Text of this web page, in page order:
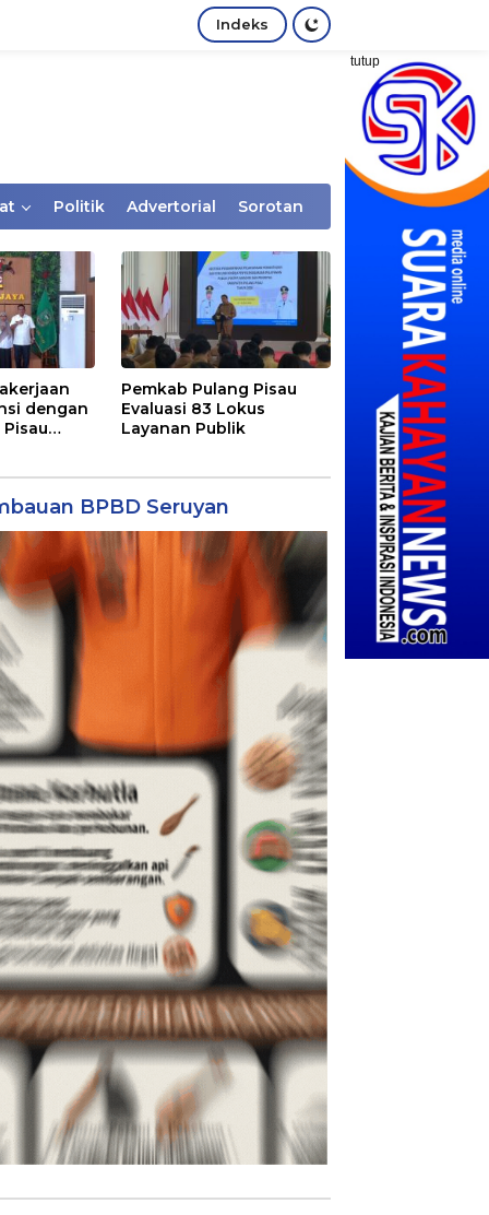
Indeks
tutup
Politik Advertorial Sorotan
dengan
Pemkab Pulang Pisau
Evaluasi 83 Lokus
Layanan Publik
BPBD Seruyan